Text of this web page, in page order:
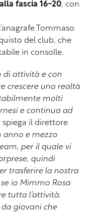
fascia 16-20, con
Tommaso
del club, che
in consolle.
di attività e con
crescere una realtà
molti
e continua ad
spiega il direttore
anno e mezzo
per il quale vi
quindi
trasferire la nostra
io Mimmo Rosa
tutta l’attività.
giovani che